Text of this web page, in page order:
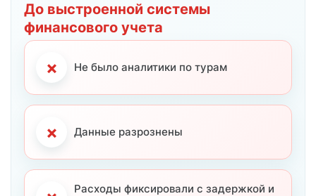
До выстроенной системы
финансового учета
× Не было аналитики по турам
× Данные разрознены
Расходы фиксировали с задержкой и